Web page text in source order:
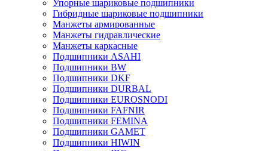
Упорные шариковые подшипники
Гибридные шариковые подшипники
Манжеты армированные
Манжеты гидравлические
Манжеты каркасные
Подшипники ASAHI
Подшипники BW
Подшипники DKF
Подшипники DURBAL
Подшипники EUROSNODI
Подшипники FAFNIR
Подшипники FEMINA
Подшипники GAMET
Подшипники HIWIN